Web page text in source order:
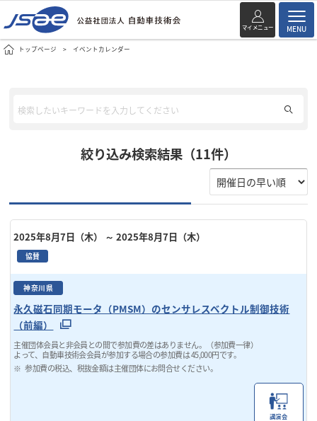
マイメニュー MENU
トップページ イベントカレンダー
絞り込み検索結果（11件）
2025年8月7日（木） ～ 2025年8月7日（木）
協賛
神奈川県
永久磁石同期モータ（PMSM）のセンサレスベクトル制御技術
（前編）
主催団体会員と非会員との間で参加費の差はありません。（参加費一律）
よって、自動車技術会会員が参加する場合の参加費は 45,000円です。
参加費の税込、税抜金額は主催団体にお問合せください。
講演会